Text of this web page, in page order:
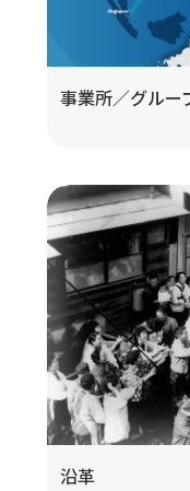
事業所／グルー
沿革